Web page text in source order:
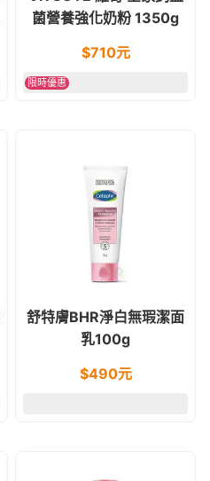
菌營養強化奶粉 1350g
$710元
限時優惠
舒特膚BHR淨白無瑕潔面
乳100g
$490元